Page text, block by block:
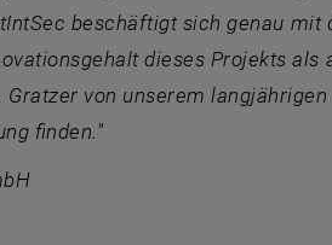
beschäftigt sich genau mit
dieses Projekts als
von unserem langjährigen
finden."